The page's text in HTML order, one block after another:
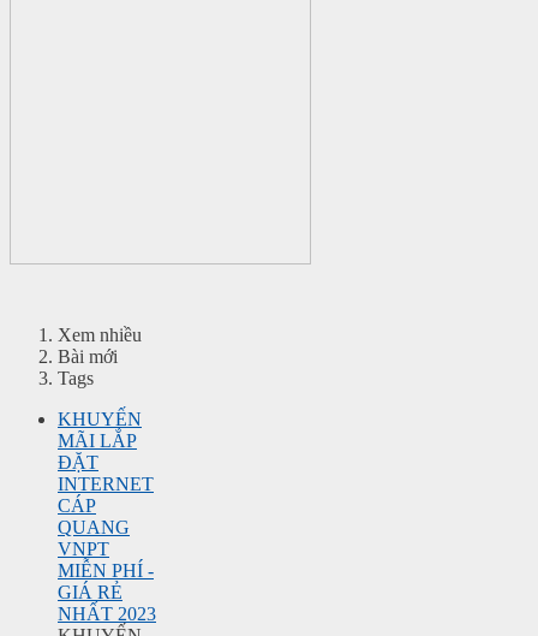
Xem nhiều
Bài mới
Tags
KHUYẾN
MÃI LẮP
ĐẶT
INTERNET
CÁP
QUANG
VNPT
MIỄN PHÍ -
GIÁ RẺ
NHẤT 2023